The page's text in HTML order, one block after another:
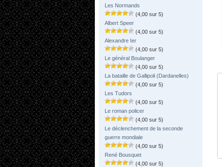
Les Normands
(4,00 sur 5)
Albert Speer
(4,00 sur 5)
Alexandre Ier
(4,00 sur 5)
Le général Boulanger
(4,00 sur 5)
La bataille de Gallipoli (Dardanelles)
(4,00 sur 5)
Les Tudors
(4,00 sur 5)
Le roman policer
(4,00 sur 5)
Le déclenchement de la seconde
guerre mondiale
(4,00 sur 5)
René Bousquet
(4,00 sur 5)